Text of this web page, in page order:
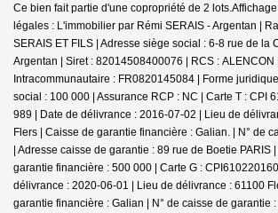
Ce bien fait partie d'une copropriété de 2 lots.Affichage
légales : L'immobilier par Rémi SERAIS - Argentan |
SERAIS ET FILS | Adresse siège social : 6-8 rue de la
Argentan | Siret : 82014508400076 | RCS : ALENCON
Intracommunautaire : FR0820145084 | Forme
social : 100 000 | Assurance RCP : NC | Carte T : CPI
989 | Date de délivrance : 2016-07-02 | Lieu de
Flers | Caisse de garantie financière : Galian. | N° de
| Adresse caisse de garantie : 89 rue de Boetie PARIS
garantie financière : 500 000 | Carte G :
délivrance : 2020-06-01 | Lieu de délivrance : 61100
garantie financière : Galian | N° de caisse de garantie